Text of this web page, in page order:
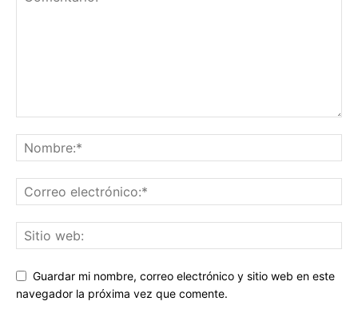
Guardar mi nombre, correo electrónico y sitio web en este
navegador la próxima vez que comente.